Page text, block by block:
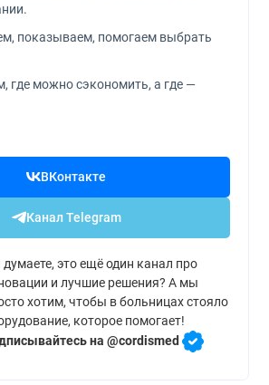
показываем, помогаем выбрать
где можно сэкономить, а где —
ВКонтакте
Канал Telegram
это ещё один канал про
и лучшие решения? А мы
хотим, чтобы в больницах стояло
которое помогает!
на @cordismed